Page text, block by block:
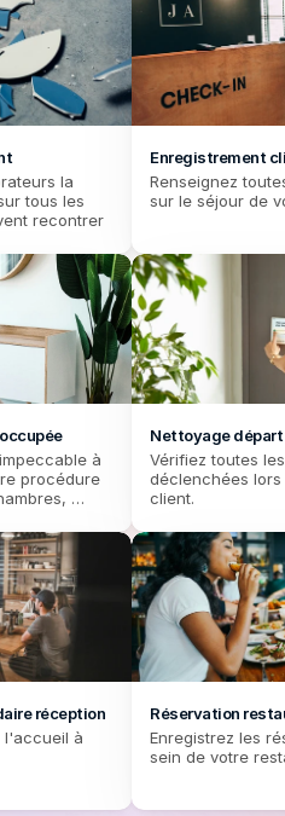
la
tous les
recontrer
Enregistrement
Renseignez
sur le séjour de
à
procédure
Nettoyage
Vérifiez toutes
déclenchées
client.
réception
l'accueil à
Réservation
Enregistrez les
sein de votre